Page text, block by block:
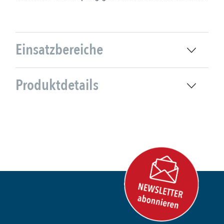
Einsatzbereiche
Produktdetails